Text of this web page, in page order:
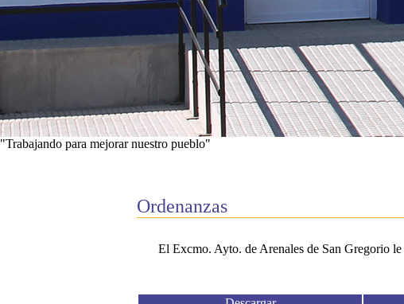
"Trabajando para mejorar nuestro pueblo"
Ordenanzas
El Excmo. Ayto. de Arenales de San Gregorio